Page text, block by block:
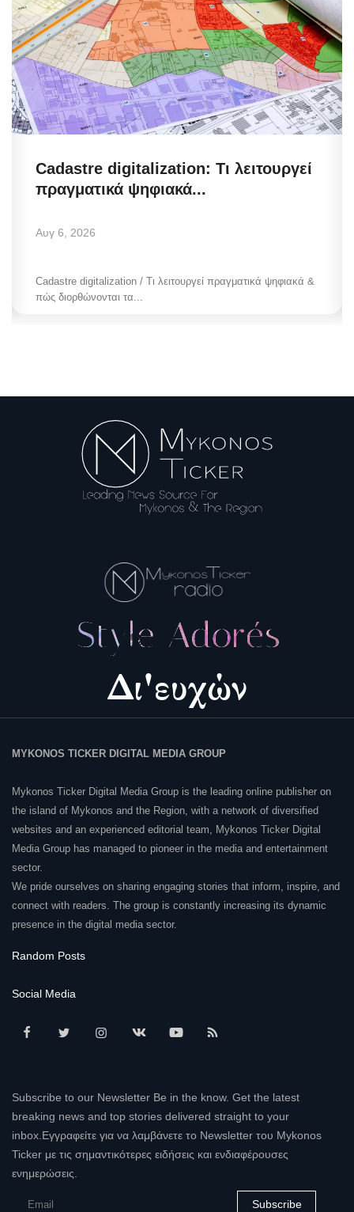
Cadastre digitalization: Τι λειτουργεί
πραγματικά ψηφιακά...
Αυγ 6, 2026
Cadastre digitalization / Τι λειτουργεί πραγματικά ψηφιακά &
πώς διορθώνονται τα...
MYKONOS TICKER DIGITAL MEDIA GROUP
Mykonos Ticker Digital Media Group is the leading online publisher on
the island of Mykonos and the Region, with a network of diversified
websites and an experienced editorial team, Mykonos Ticker Digital
Media Group has managed to pioneer in the media and entertainment
sector.
We pride ourselves on sharing engaging stories that inform, inspire, and
connect with readers. The group is constantly increasing its dynamic
presence in the digital media sector.
Random Posts
Social Media
Subscribe to our Newsletter Be in the know. Get the latest
breaking news and top stories delivered straight to your
inbox.Εγγραφείτε για να λαμβάνετε το Newsletter του Mykonos
Ticker με τις σημαντικότερες ειδήσεις και ενδιαφέρουσες
ενημερώσεις.
Subscribe